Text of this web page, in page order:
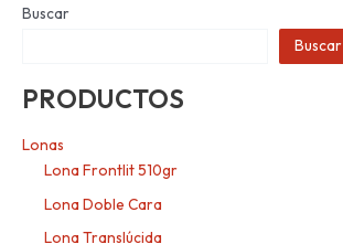
Buscar
Buscar
PRODUCTOS
Lonas
Lona Frontlit 510gr
Lona Doble Cara
Lona Translúcida